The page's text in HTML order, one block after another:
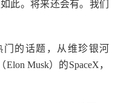
此。将来还会有。我们
的话题，从维珍银河
Elon Musk）的SpaceX，